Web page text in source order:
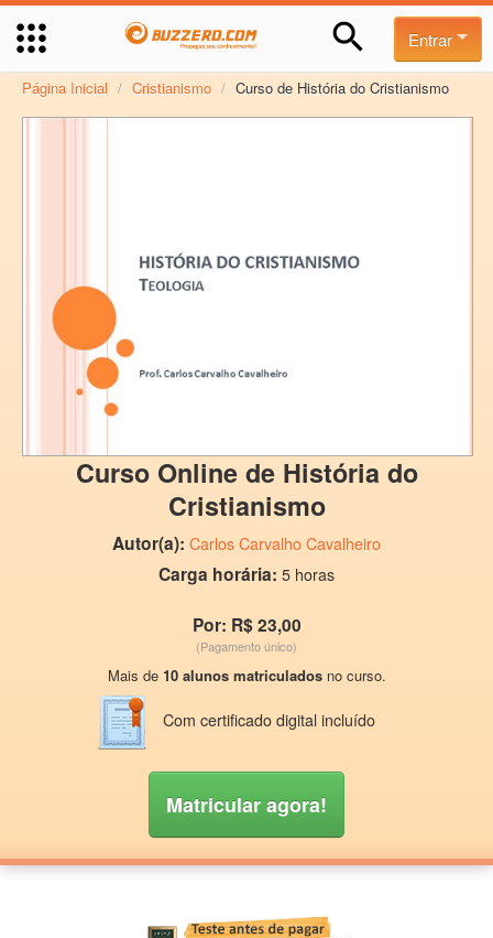
Entrar
Página Inicial / Cristianismo / Curso de História do Cristianismo
Curso Online de História do
Cristianismo
Autor(a): Carlos Carvalho Cavalheiro
Carga horária: 5 horas
Por: R$ 23,00
(Pagamento único)
Mais de 10 alunos matriculadosno curso.
Com certificado digital incluído
Matricular agora!